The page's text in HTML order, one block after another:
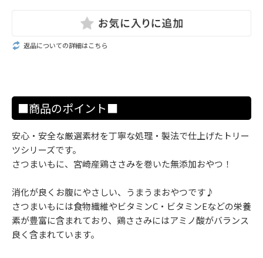
返品についての詳細はこちら
■商品のポイント■
安心・安全な厳選素材を丁寧な処理・製法で仕上げたトリー
ツシリーズです。
さつまいもに、宮崎産鶏ささみを巻いた無添加おやつ！
消化が良くお腹にやさしい、うまうまおやつです♪
さつまいもには食物繊維やビタミンC・ビタミンEなどの栄養
素が豊富に含まれており、鶏ささみにはアミノ酸がバランス
良く含まれています。